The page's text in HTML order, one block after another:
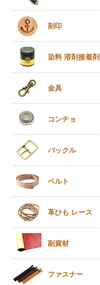
刻印
染料 溶剤接着剤
金具
コンチョ
バックル
ベルト
革ひも レース
副資材
ファスナー